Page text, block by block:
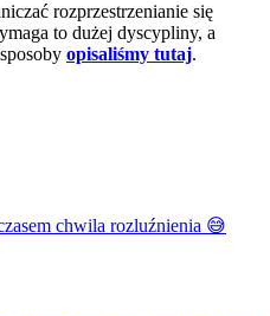
rozprzestrzenianie się
to dużej dyscypliny, a
opisaliśmy tutaj.
chwila rozluźnienia 😅